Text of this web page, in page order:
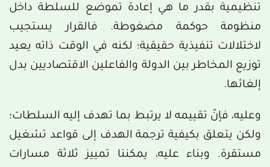
تنظيمية بقدر ما هي إعادة تموضع للسلطة داخل
منظومة حوكمة مضغوطة. فالقرار يستجيب
لاختلالات تنفيذية حقيقية؛ لكنه في الوقت ذاته يعيد
توزيع المخاطر بين الدولة والفاعلين الاقتصاديين بدل
إلغائها.
وعليه، فإنّ تقييمه لا يرتبط بما تهدف إليه السلطات؛
ولكن يتعلق بكيفية ترجمة الهدف إلى قواعد تشغيل
مستقرة. وبناء عليه، يمكننا تمييز ثلاثة مسارات